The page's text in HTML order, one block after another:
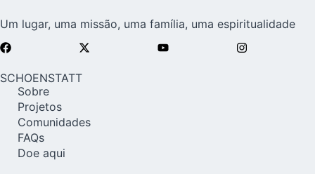
Um lugar, uma missão, uma família, uma espiritualidade
SCHOENSTATT
Sobre
Projetos
Comunidades
FAQs
Doe aqui